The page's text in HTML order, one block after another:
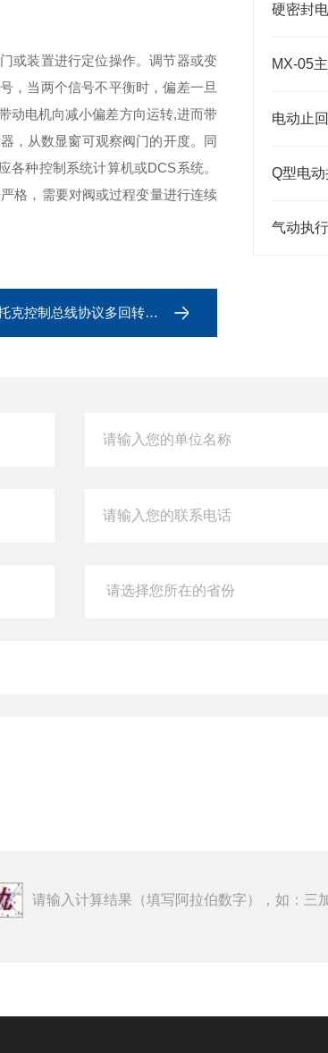
MX-05
气动执
或装置进行定位操作。调节器或变
，当两个信号不平衡时，偏差一旦
动电机向减小偏差方向运转,进而带
，从数显窗可观察阀门的开度。同
种控制系统计算机或DCS系统。
格，需要对阀或过程变量进行连续
控制总线协议多回转电动装置
请输入计算结果（填写阿拉伯数字），如：三